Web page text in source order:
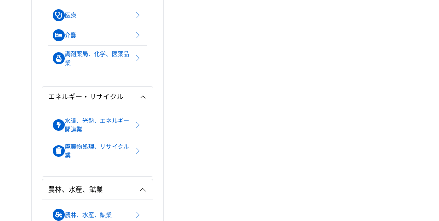
医療
介護
調剤薬局、化学、医薬品
業
エネルギー・リサイクル
水道、光熱、エネルギー
関連業
廃棄物処理、リサイクル
業
農林、水産、鉱業
農林、水産、鉱業